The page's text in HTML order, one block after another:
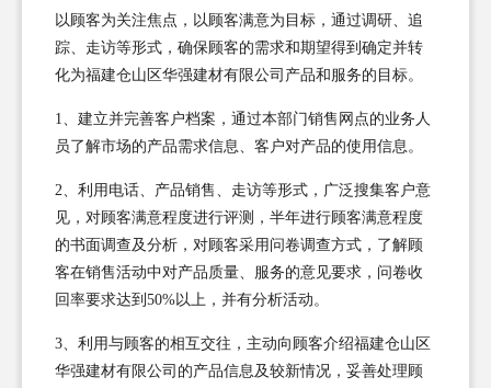
以顾客为关注焦点，以顾客满意为目标，通过调研、追
踪、走访等形式，确保顾客的需求和期望得到确定并转
化为福建仓山区华强建材有限公司产品和服务的目标。
1、建立并完善客户档案，通过本部门销售网点的业务人
员了解市场的产品需求信息、客户对产品的使用信息。
2、利用电话、产品销售、走访等形式，广泛搜集客户意
见，对顾客满意程度进行评测，半年进行顾客满意程度
的书面调查及分析，对顾客采用问卷调查方式，了解顾
客在销售活动中对产品质量、服务的意见要求，问卷收
回率要求达到50%以上，并有分析活动。
3、利用与顾客的相互交往，主动向顾客介绍福建仓山区
华强建材有限公司的产品信息及较新情况，妥善处理顾